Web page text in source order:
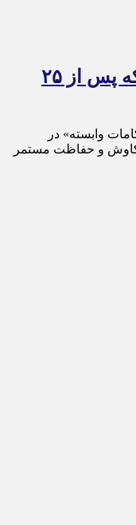
ثبت جهانی الموت؛ آرزویی که پس از ۲۵
وابسته» در
سال پژوهش، کاوش و حفاظت مستمر